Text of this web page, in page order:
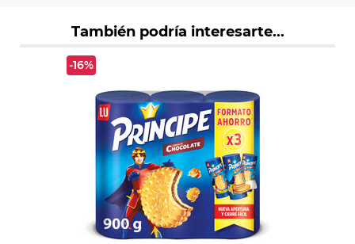
También podría interesarte...
-16%